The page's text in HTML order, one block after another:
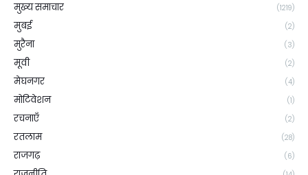
मुख्य समाचार (1219)
मुबई (2)
मुरैना (3)
मूवी (2)
मेघनगर (4)
मोटिवेशन (1)
रचनाएँ (2)
रतलाम (28)
राजगढ़ (6)